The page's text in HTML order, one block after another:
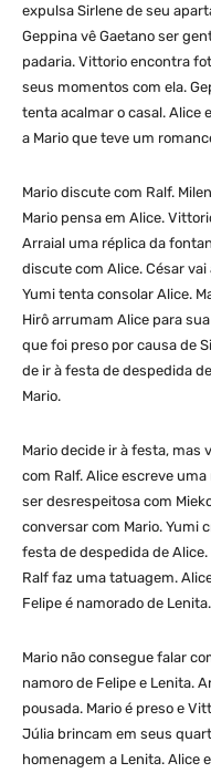
expulsa Sirlene de seu
Geppina vê Gaetano ser
padaria. Vittorio encontra
seus momentos com ela.
tenta acalmar o casal. Alice
a Mario que teve um
Mario discute com Ralf.
Mario pensa em Alice.
Arraial uma réplica da
discute com Alice. César
Yumi tenta consolar Alice.
Hirô arrumam Alice para
que foi preso por causa de
de ir à festa de despedida
Mario.
Mario decide ir à festa, mas
com Ralf. Alice escreve
ser desrespeitosa com
conversar com Mario. Yumi
festa de despedida de
Ralf faz uma tatuagem.
Felipe é namorado de
Mario não consegue falar
namoro de Felipe e Lenita.
pousada. Mario é preso e
Júlia brincam em seus
homenagem a Lenita. Alice